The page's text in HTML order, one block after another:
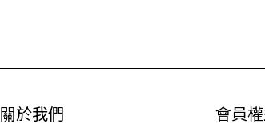
關於我們 會員